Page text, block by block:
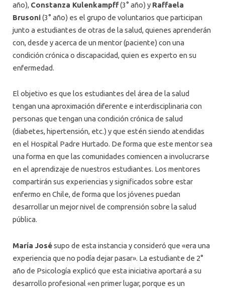
año), Constanza Kulenkampff(3° año) y Raffaela
Brusoni(3° año) es el grupo de voluntarios que participan
junto a estudiantes de otras de la salud, quienes aprenderán
con, desde y acerca de un mentor (paciente) con una
condición crónica o discapacidad, quien es experto en su
enfermedad.
El objetivo es que los estudiantes del área de la salud
tengan una aproximación diferente e interdisciplinaria con
personas que tengan una condición crónica de salud
(diabetes, hipertensión, etc.) y que estén siendo atendidas
en el Hospital Padre Hurtado. De forma que este mentor sea
una forma en que las comunidades comiencen a involucrarse
en el aprendizaje de nuestros estudiantes. Los mentores
compartirán sus experiencias y significados sobre estar
enfermo en Chile, de forma que los jóvenes puedan
desarrollar un mejor nivel de comprensión sobre la salud
pública.
María Josésupo de esta instancia y consideró que «era una
experiencia que no podía dejar pasar». La estudiante de 2°
año de Psicología explicó que esta iniciativa aportará a su
desarrollo profesional «en primer lugar, porque es un